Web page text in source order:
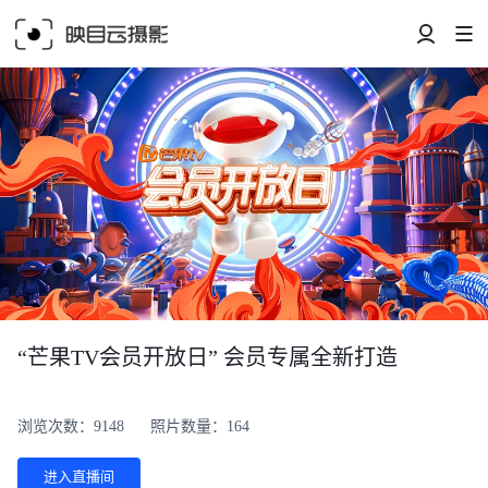
“芒果TV会员开放日” 会员专属全新打造
浏览次数：9148 照片数量：164
进入直播间